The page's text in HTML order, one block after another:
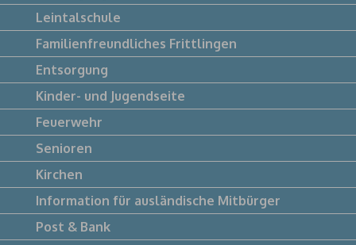
Leintalschule
Familienfreundliches Frittlingen
Entsorgung
Kinder- und Jugendseite
Feuerwehr
Senioren
Kirchen
Information für ausländische Mitbürger
Post & Bank